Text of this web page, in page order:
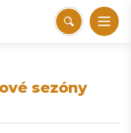
sezóny